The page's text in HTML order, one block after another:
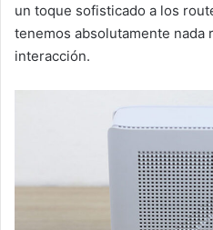
un toque sofisticado a los
tenemos absolutamente nada
interacción.